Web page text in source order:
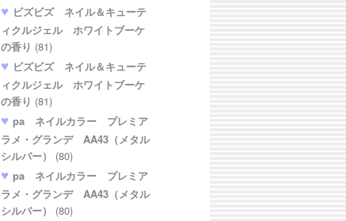
ビズビズ ネイル＆キューテ
ィクルジェル ホワイトブーケ
の香り (81)
ビズビズ ネイル＆キューテ
ィクルジェル ホワイトブーケ
の香り (81)
pa ネイルカラー プレミア
ラメ・グランデ AA43（メタル
シルバー）
(80)
pa ネイルカラー プレミア
ラメ・グランデ AA43（メタル
シルバー）
(80)